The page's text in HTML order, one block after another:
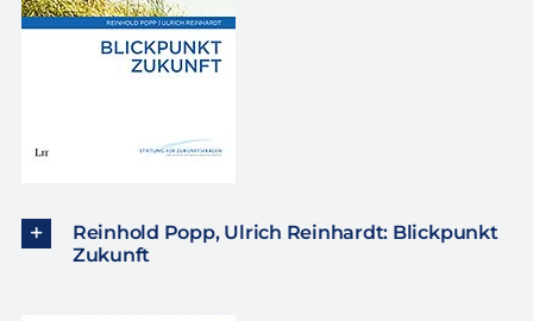
Reinhold Popp, Ulrich Reinhardt: Blickpunkt
Zukunft